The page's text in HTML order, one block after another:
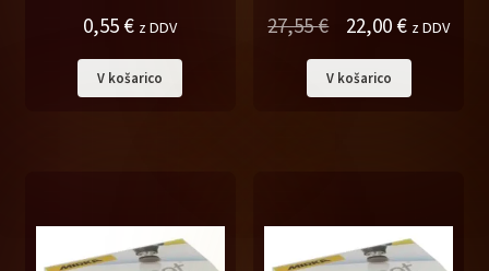
0,55 € z DDV
V košarico
27,55€
Izvirna
cena
je
22,00 €Trenutna
cena
je:
z DDV
V košarico